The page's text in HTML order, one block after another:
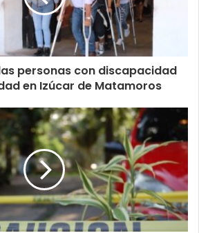
personas con discapacidad
en Izúcar de Matamoros